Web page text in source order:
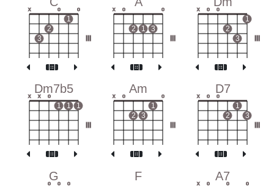
x
3
2
o
1
o x o
2 1 3
o x o o
2
3
1
Dm7b5
x x o
1 1 1
Am
x o
2 3
1
o
D7
x o o
2
1
3
G
o o o
F A7
x o o o